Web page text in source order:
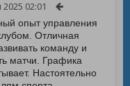
02:01
опыт управления
Отличная
команду и
матчи. Графика
Настоятельно